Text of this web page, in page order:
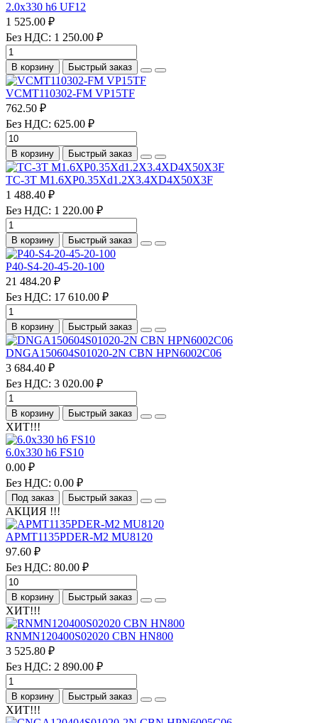
2.0х330 h6 UF12
1 525.00 ₽
Без НДС: 1 250.00 ₽
В корзину Быстрый заказ
VCMT110302-FM VP15TF
762.50 ₽
Без НДС: 625.00 ₽
В корзину Быстрый заказ
TC-3T M1.6XP0.35Xd1.2X3.4XD4X50X3F
1 488.40 ₽
Без НДС: 1 220.00 ₽
В корзину Быстрый заказ
P40-S4-20-45-20-100
21 484.20 ₽
Без НДС: 17 610.00 ₽
В корзину Быстрый заказ
DNGA150604S01020-2N CBN HPN6002C06
3 684.40 ₽
Без НДС: 3 020.00 ₽
В корзину Быстрый заказ
ХИТ!!!
6.0х330 h6 FS10
0.00 ₽
Без НДС: 0.00 ₽
Под заказ Быстрый заказ
АКЦИЯ !!!
APMT1135PDER-M2 MU8120
97.60 ₽
Без НДС: 80.00 ₽
В корзину Быстрый заказ
ХИТ!!!
RNMN120400S02020 CBN HN800
3 525.80 ₽
Без НДС: 2 890.00 ₽
В корзину Быстрый заказ
ХИТ!!!